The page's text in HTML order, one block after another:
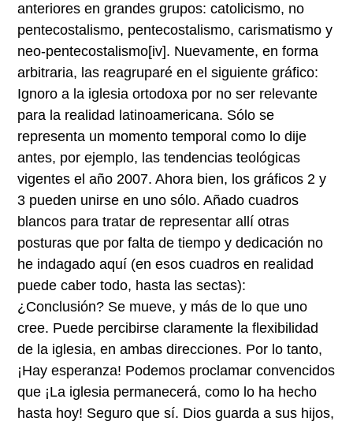
anteriores en grandes grupos: catolicismo, no
pentecostalismo, pentecostalismo, carismatismo y
neo-pentecostalismo[iv]. Nuevamente, en forma
arbitraria, las reagruparé en el siguiente gráfico:
Ignoro a la iglesia ortodoxa por no ser relevante
para la realidad latinoamericana. Sólo se
representa un momento temporal como lo dije
antes, por ejemplo, las tendencias teológicas
vigentes el año 2007. Ahora bien, los gráficos 2 y
3 pueden unirse en uno sólo. Añado cuadros
blancos para tratar de representar allí otras
posturas que por falta de tiempo y dedicación no
he indagado aquí (en esos cuadros en realidad
puede caber todo, hasta las sectas):
¿Conclusión? Se mueve, y más de lo que uno
cree. Puede percibirse claramente la flexibilidad
de la iglesia, en ambas direcciones. Por lo tanto,
¡Hay esperanza! Podemos proclamar convencidos
que ¡La iglesia permanecerá, como lo ha hecho
hasta hoy! Seguro que sí. Dios guarda a sus hijos,